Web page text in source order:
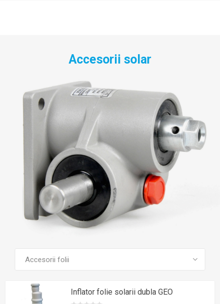
Accesorii solar
VEZI TOATE PRODUSELE
Inflator folie solarii dubla GEO